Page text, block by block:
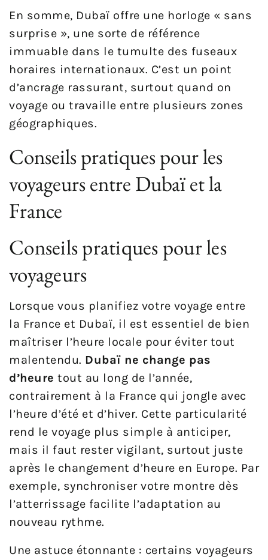
En somme, Dubaï offre une horloge « sans
surprise », une sorte de référence
immuable dans le tumulte des fuseaux
horaires internationaux. C’est un point
d’ancrage rassurant, surtout quand on
voyage ou travaille entre plusieurs zones
géographiques.
Conseils pratiques pour les
voyageurs entre Dubaï et la
France
Conseils pratiques pour les
voyageurs
Lorsque vous planifiez votre voyage entre
la France et Dubaï, il est essentiel de bien
maîtriser l’heure locale pour éviter tout
malentendu. Dubaï ne change pas
d’heure tout au long de l’année,
contrairement à la France qui jongle avec
l’heure d’été et d’hiver. Cette particularité
rend le voyage plus simple à anticiper,
mais il faut rester vigilant, surtout juste
après le changement d’heure en Europe. Par
exemple, synchroniser votre montre dès
l’atterrissage facilite l’adaptation au
nouveau rythme.
Une astuce étonnante : certains voyageurs